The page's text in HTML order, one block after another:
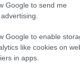
Google to send me
Google to enable
like cookies on
in apps.
του
είναι επίτιμος